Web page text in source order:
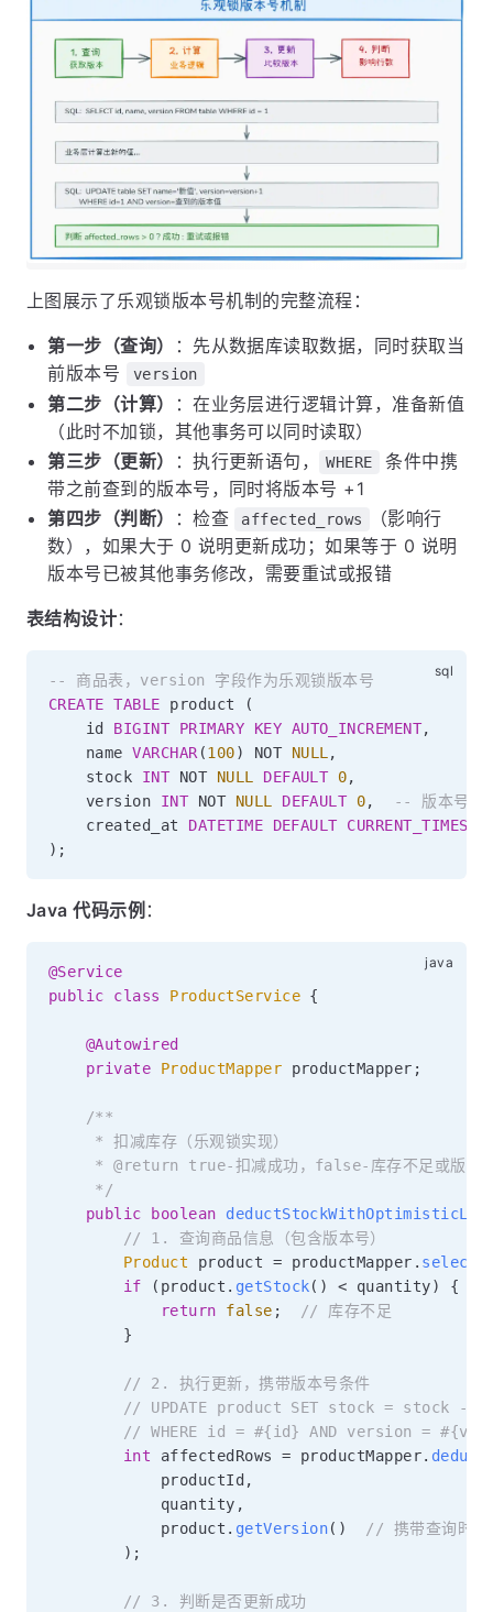
上图展示了乐观锁版本号机制的完整流程：
第一步（查询）
：先从数据库读取数据，同时获取当
前版本号
version
第二步（计算）
：在业务层进行逻辑计算，准备新值
（此时不加锁，其他事务可以同时读取）
第三步（更新）
：执行更新语句， WHERE
条件中携
带之前查到的版本号，同时将版本号 +1
第四步（判断）
：检查 affected_rows
（影响行
数），如果大于 0 说明更新成功；如果等于 0 说明
版本号已被其他事务修改，需要重试或报错
表结构设计：
-- 商品表，version 字段作为乐观锁版本号
CREATE TABLE product
(
    id
BIGINT PRIMARY KEY AUTO_INCREMENT,
    name
VARCHAR(100) NOT NULL,
    stock
INT NOT NULL DEFAULT 0,
    version
INT NOT NULL DEFAULT 0,
-- 版本号字
    created_at
DATETIME DEFAULT
) ;
Java 代码示例 ：
@Service
public
class ProductService {
@Autowired
private
ProductMapper productMapper ;
/**
     * 扣减库存（乐观锁实现）
* @return true-扣减成功，false-库存不足或版本
     */
public
boolean
// 1. 查询商品信息（包含版本号）
Product product = productMapper .
if
( product . getStock( ) < quantity)
{
return
false ;
// 库存不足
}
// 2. 执行更新，携带版本号条件
// UPDATE product SET stock = stock
// WHERE id = #{id} AND version =
int affectedRows = productMapper.
            productId
,
            quantity
,
            product
. getVersion( )
// 携带查询时的
) ;
// 3. 判断是否更新成功